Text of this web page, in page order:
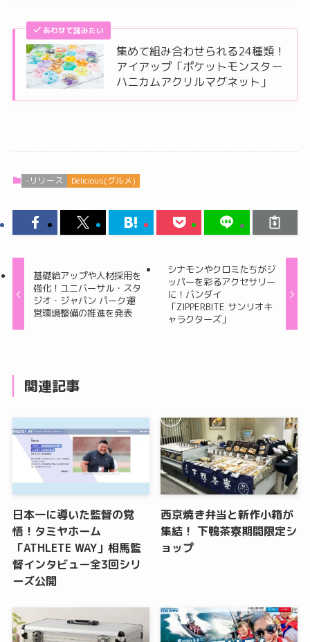
あわせて読みたい
集めて組み合わせられる24種類！
アイアップ「ポケットモンスター
ハニカムアクリルマグネット」
-リリース Delicious(グルメ)
基礎給アップや人材採用を
強化！ユニバーサル・スタ
ジオ・ジャパン パーク運
営環境整備の推進を発表
シナモンやクロミたちがジ
ッパーを彩るアクセサリー
に！バンダイ
「ZIPPERBITE サンリオキ
ャラクターズ」
関連記事
日本一に導いた監督の覚
悟！タミヤホーム
「ATHLETE WAY」相馬監
督インタビュー全3回シリ
ーズ公開
西京焼き弁当と新作小箱が
集結！ 下鴨茶寮期間限定シ
ョップ